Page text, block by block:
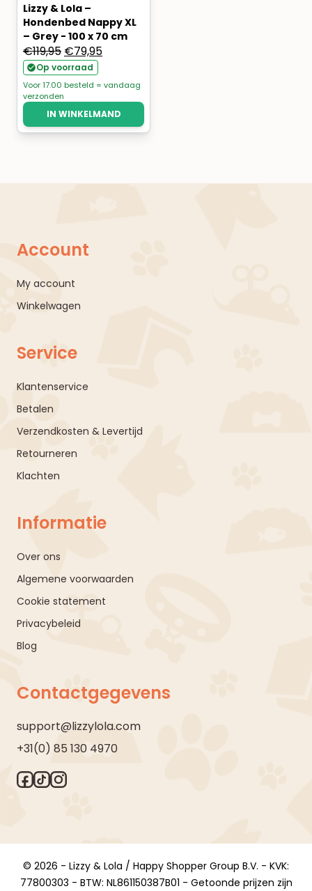
Lizzy & Lola –
Hondenbed Nappy XL
– Grey - 100 x 70 cm
€119,95 Oorspronkelijke
prijs
was:
€119,95.
€79,95Huidige
is:
€79,95.
Op voorraad
Voor 17.00 besteld = vandaag
verzonden
IN WINKELMAND
Account
My account
Winkelwagen
Service
Klantenservice
Betalen
Verzendkosten & Levertijd
Retourneren
Klachten
Informatie
Over ons
Algemene voorwaarden
Cookie statement
Privacybeleid
Blog
Contactgegevens
support@lizzylola.com
+31(0) 85 130 4970
© 2026 - Lizzy & Lola / Happy Shopper Group B.V. - KVK:
77800303 - BTW: NL861150387B01 - Getoonde prijzen zijn